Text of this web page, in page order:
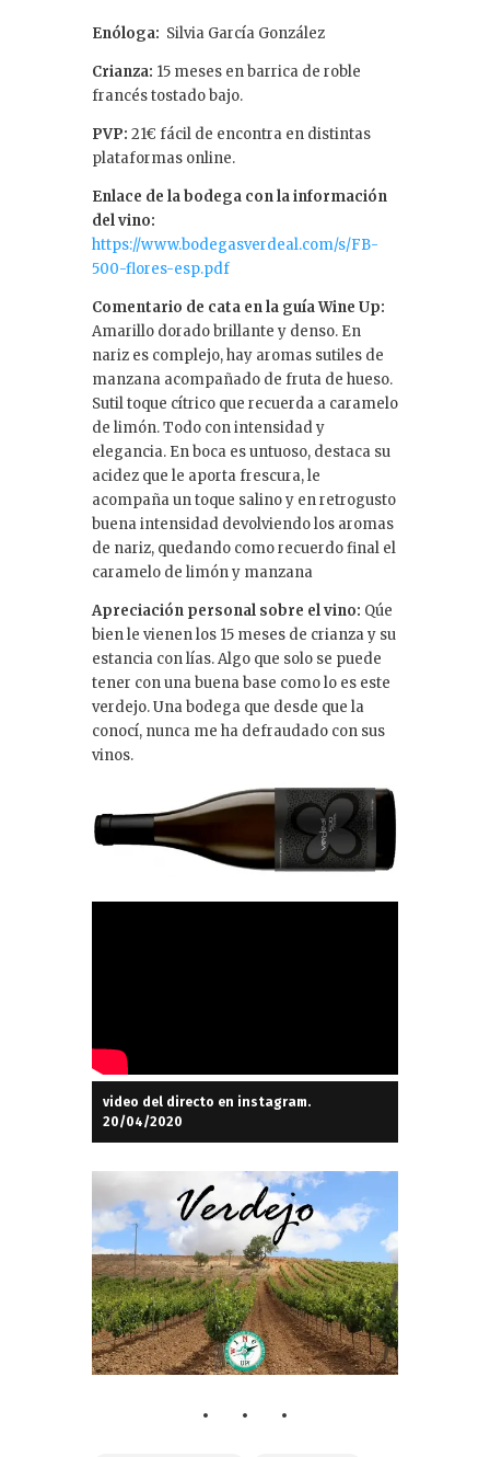
Enóloga: Silvia García González
Crianza: 15 meses en barrica de roble
francés tostado bajo.
PVP: 21€ fácil de encontra en distintas
plataformas online.
Enlace de la bodega con la información
del vino:
https://www.bodegasverdeal.com/s/FB-
500-flores-esp.pdf
Comentario de cata en la guía Wine Up:
Amarillo dorado brillante y denso. En
nariz es complejo, hay aromas sutiles de
manzana acompañado de fruta de hueso.
Sutil toque cítrico que recuerda a caramelo
de limón. Todo con intensidad y
elegancia. En boca es untuoso, destaca su
acidez que le aporta frescura, le
acompaña un toque salino y en retrogusto
buena intensidad devolviendo los aromas
de nariz, quedando como recuerdo final el
caramelo de limón y manzana
Apreciación personal sobre el vino: Qúe
bien le vienen los 15 meses de crianza y su
estancia con lías. Algo que solo se puede
tener con una buena base como lo es este
verdejo. Una bodega que desde que la
conocí, nunca me ha defraudado con sus
vinos.
video del directo en instagram.
20/04/2020